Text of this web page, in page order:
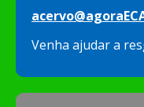
Venha ajudar a